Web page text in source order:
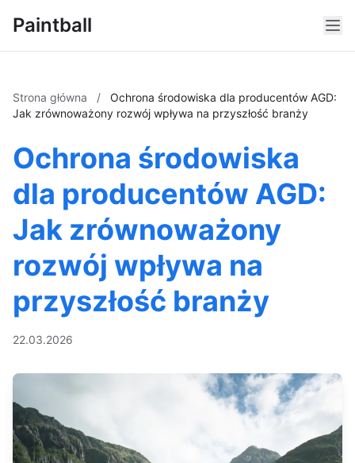
Paintball
Strona główna /
Ochrona środowiska dla producentów AGD:
Jak zrównoważony rozwój wpływa na przyszłość branży
Ochrona środowiska
dla producentów AGD:
Jak zrównoważony
rozwój wpływa na
przyszłość branży
22.03.2026